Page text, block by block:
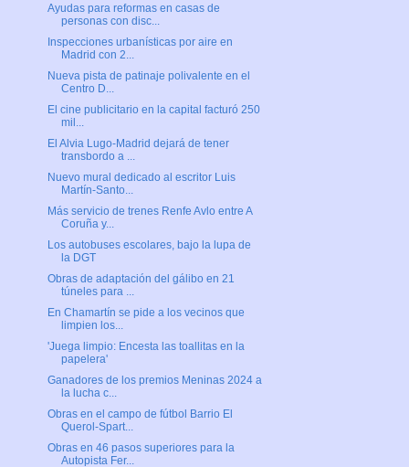
Ayudas para reformas en casas de
personas con disc...
Inspecciones urbanísticas por aire en
Madrid con 2...
Nueva pista de patinaje polivalente en el
Centro D...
El cine publicitario en la capital facturó 250
mil...
El Alvia Lugo-Madrid dejará de tener
transbordo a ...
Nuevo mural dedicado al escritor Luis
Martín-Santo...
Más servicio de trenes Renfe Avlo entre A
Coruña y...
Los autobuses escolares, bajo la lupa de
la DGT
Obras de adaptación del gálibo en 21
túneles para ...
En Chamartín se pide a los vecinos que
limpien los...
'Juega limpio: Encesta las toallitas en la
papelera'
Ganadores de los premios Meninas 2024 a
la lucha c...
Obras en el campo de fútbol Barrio El
Querol-Spart...
Obras en 46 pasos superiores para la
Autopista Fer...